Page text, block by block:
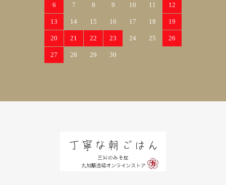
6 7 8 9 10 11 12
13 14 15 16 17 18 19
20 21 22 23 24 25 26
27 28 29 30